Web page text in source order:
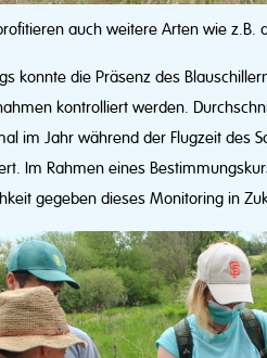
auch weitere Arten wie z.B.
konnte die Präsenz des
kontrolliert werden.
im Jahr während der Flugzeit des
Im Rahmen eines
gegeben dieses Monitoring in